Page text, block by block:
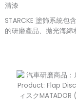
清漆
STARCKE 塗飾系統包
的研磨產品、拋光海綿